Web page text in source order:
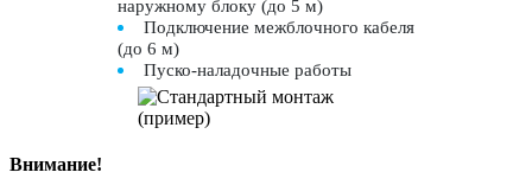
наружному блоку (до 5 м)
Подключение межблочного кабеля
(до 6 м)
Пуско-наладочные работы
Внимание!